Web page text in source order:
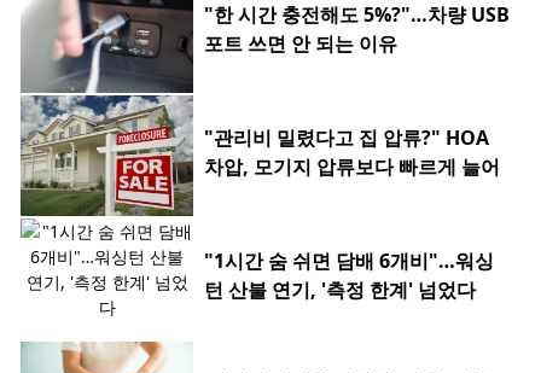
"한 시간 충전해도 5%?"…차량 USB
포트 쓰면 안 되는 이유
"관리비 밀렸다고 집 압류?" HOA
차압, 모기지 압류보다 빠르게 늘어
"1시간 숨 쉬면 담배 6개비"…워싱
턴 산불 연기, '측정 한계' 넘었다